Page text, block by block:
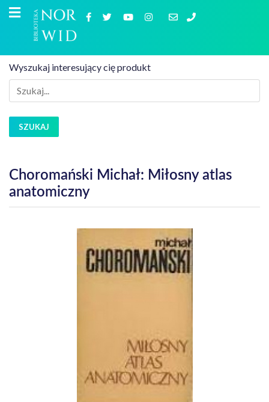
Wyszukaj interesujący cię produkt
SZUKAJ
Choromański Michał: Miłosny atlas
anatomiczny